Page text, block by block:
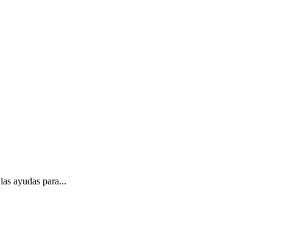
ayudas para...